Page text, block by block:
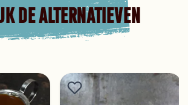
DE ALTERNATIEVEN